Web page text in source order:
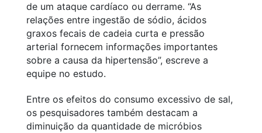
de um ataque cardíaco ou derrame. “As
relações entre ingestão de sódio, ácidos
graxos fecais de cadeia curta e pressão
arterial fornecem informações importantes
sobre a causa da hipertensão”, escreve a
equipe no estudo.
Entre os efeitos do consumo excessivo de sal,
os pesquisadores também destacam a
diminuição da quantidade de micróbios